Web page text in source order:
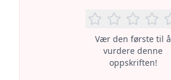
Vær den første til å
vurdere denne
oppskriften!